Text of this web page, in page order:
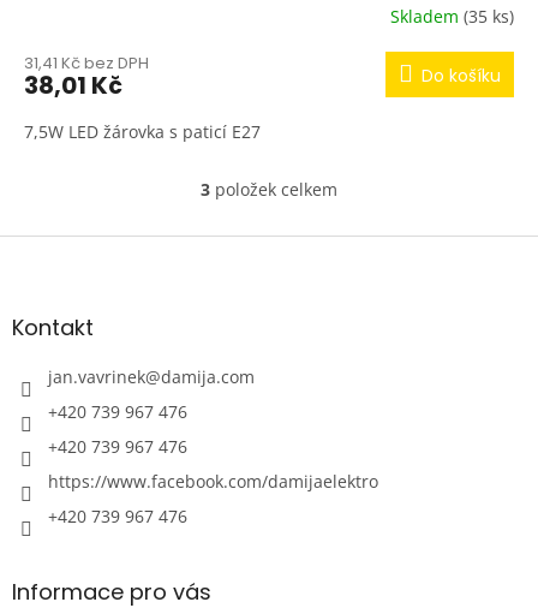
Skladem (35 ks)
31,41 Kč bez DPH
38,01 Kč Do košíku
7,5W LED žárovka s paticí E27
O
l
y
v
3 položek celkem
Z
aKontakt
jan.vavrinek@damija.com
+420 739 967 476
+420 739 967 476
https://www.facebook.com/damijaelektro
+420 739 967 476
Informace pro vás